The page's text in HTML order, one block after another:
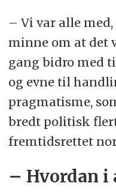
– Vi var alle
minne om at det
gang bidro med
og evne til
pragmatisme,
bredt politisk
fremtidsrettet
– Hvordan i